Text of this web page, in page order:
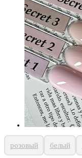
розовый белый